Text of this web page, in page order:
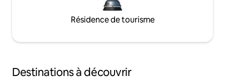
Résidence de tourisme
Destinations à découvrir